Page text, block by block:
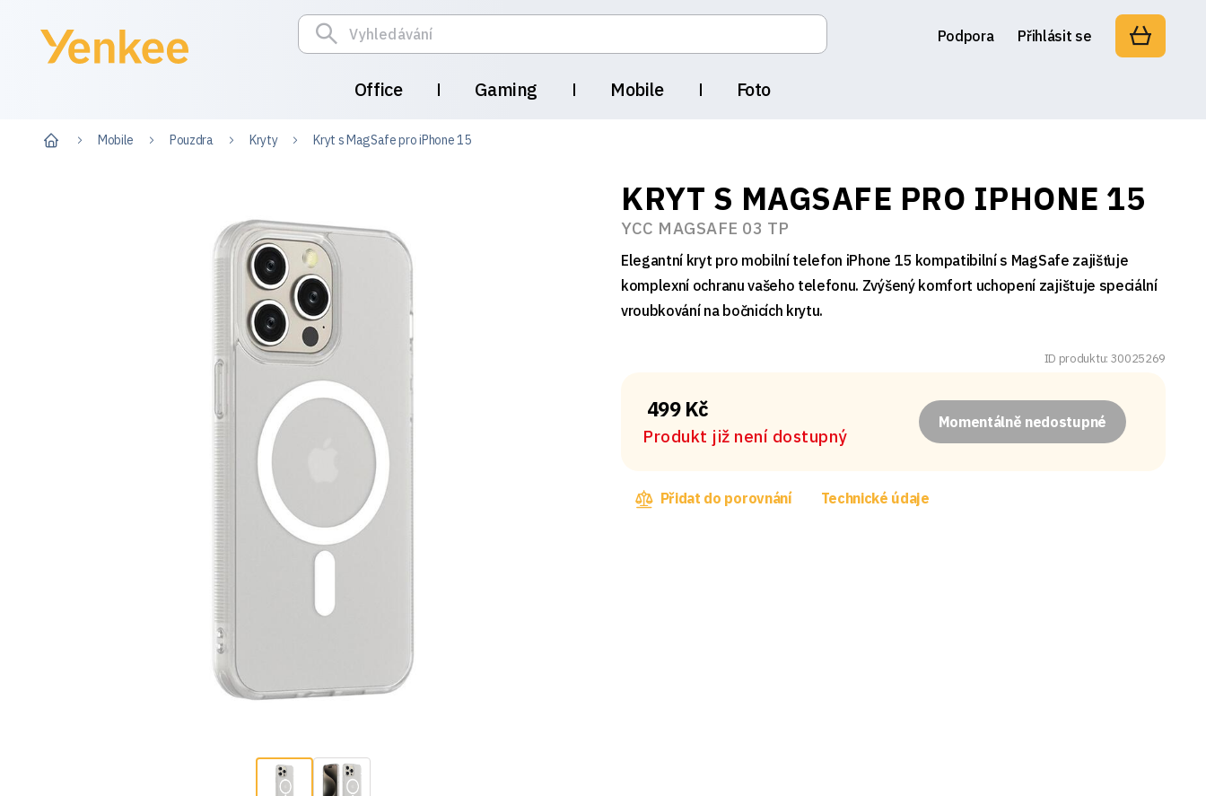
Office Gaming Mobile Foto
Podpora Přihlásit se
Mobile Pouzdra Kryty Kryt s MagSafe pro iPhone 15
KRYT S MAGSAFE PRO IPHONE 15
YCC MAGSAFE 03 TP
Elegantní kryt pro mobilní telefon iPhone 15 kompatibilní s MagSafe zajišťuje
komplexní ochranu vašeho telefonu. Zvýšený komfort uchopení zajištuje speciální
vroubkování na bočnicích krytu.
ID produktu: 30025269
499 Kč
Produkt již není dostupný
Momentálně nedostupné
Přidat do porovnání Technické údaje